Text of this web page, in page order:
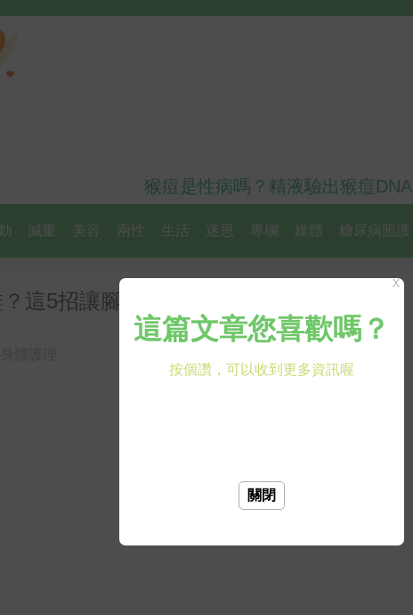
猴痘是性病嗎？精液驗出猴痘DNA
減重 美容 兩性 生活 迷思 專欄 媒體 糖尿病照護
這5招讓腳肌跟臉皮一樣嫩！
X
關閉